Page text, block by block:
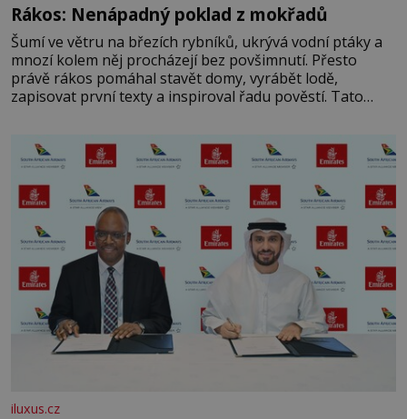
Rákos: Nenápadný poklad z mokřadů
Šumí ve větru na březích rybníků, ukrývá vodní ptáky a
mnozí kolem něj procházejí bez povšimnutí. Přesto
právě rákos pomáhal stavět domy, vyrábět lodě,
zapisovat první texty a inspiroval řadu pověstí. Tato
letního koupání. Stačí se však podívat
iluxus.cz